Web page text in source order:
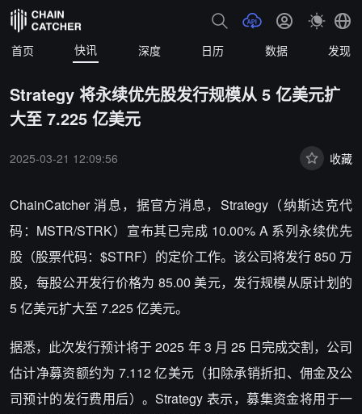
首页 快讯 深度 日历 数据 发现
Strategy 将永续优先股发行规模从 5 亿美元扩
大至 7.225 亿美元
2025-03-21 12:09:56 收藏
ChainCatcher 消息，据官方消息，Strategy（纳斯达克代
码：MSTR/STRK）宣布其已完成 10.00% A 系列永续优先
股（股票代码：$STRF）的定价工作。该公司将发行 850 万
股，每股公开发行价格为 85.00 美元，发行规模从原计划的
5 亿美元扩大至 7.225 亿美元。
据悉，此次发行预计将于 2025 年 3 月 25 日完成交割，公司
估计净募资额约为 7.112 亿美元（扣除承销折扣、佣金及公
司预计的发行费用后）。Strategy 表示，募集资金将用于一